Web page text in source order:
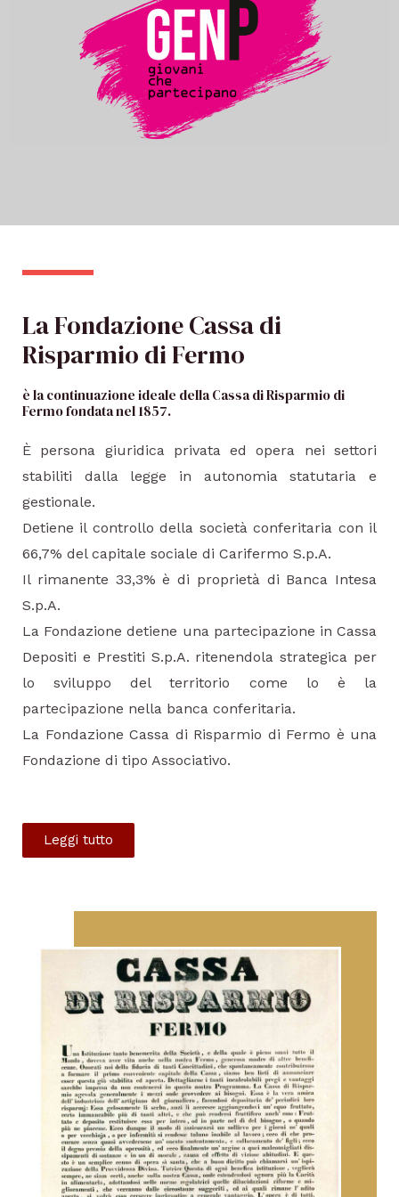
La Fondazione Cassa di
Risparmio di Fermo
è la continuazione ideale della Cassa di Risparmio di
Fermo fondata nel 1857.
È persona giuridica privata ed opera nei settori
stabiliti dalla legge in autonomia statutaria e
gestionale.
Detiene il controllo della società conferitaria con il
66,7% del capitale sociale di Carifermo S.p.A.
Il rimanente 33,3% è di proprietà di Banca Intesa
S.p.A.
La Fondazione detiene una partecipazione in Cassa
Depositi e Prestiti S.p.A. ritenendola strategica per
lo sviluppo del territorio come lo è la
partecipazione nella banca conferitaria.
La Fondazione Cassa di Risparmio di Fermo è una
Fondazione di tipo Associativo.
Leggi tutto